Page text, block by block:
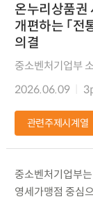
온누리상품권
개편하는 「전
의결
중소벤처기업부
2026.06.09
관련주제시계열
중소벤처기업부
영세가맹점 중심